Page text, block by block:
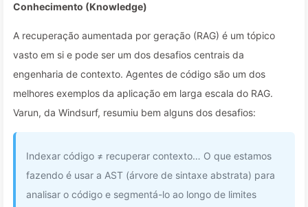
Conhecimento (Knowledge)
A recuperação aumentada por geração (RAG) é um tópico
vasto em si e pode ser um dos desafios centrais da
engenharia de contexto. Agentes de código são um dos
melhores exemplos da aplicação em larga escala do RAG.
Varun, da Windsurf, resumiu bem alguns dos desafios:
Indexar código ≠ recuperar contexto… O que estamos
fazendo é usar a AST (árvore de sintaxe abstrata) para
analisar o código e segmentá-lo ao longo de limites